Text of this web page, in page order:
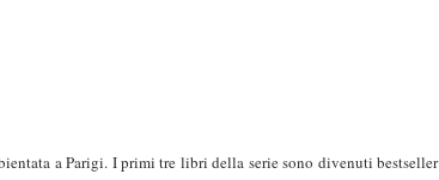
a Parigi. I primi tre libri della serie sono divenuti bestseller